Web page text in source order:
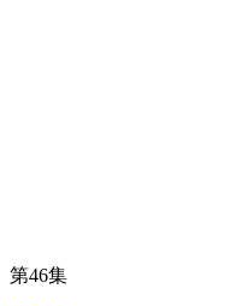
第46集